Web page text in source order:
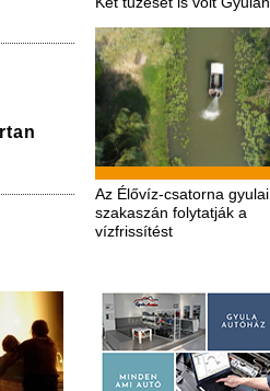
Az Élővíz-csatorna gyulai
szakaszán folytatják a
vízfrissítést